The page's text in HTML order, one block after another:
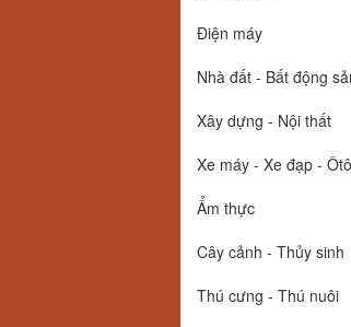
Điện máy
Nhà đất - Bất động
Xây dựng - Nội thất
Xe máy - Xe đạp - Ôtô
Ẩm thực
Cây cảnh - Thủy sinh
Thú cưng - Thú nuôi